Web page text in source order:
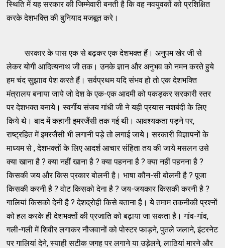
स्थिति में यह सरकार की जिम्मेवारी बनती है कि वह नवयुवकों को प्रशिक्षित
करके देशभक्ति की बुनियाद मजबूत करे।
सरकार के पास एक से बढ़कर एक देशभक्त हैं। अनुपम खेर जी से
लेकर योगी आदित्यनाथ जी तक। उनके ज्ञान और अनुभव को नमन करते हुये
हम चंद सुझााव पेश करते हैं। सर्वप्रथम यदि संभव हो तो एक देशभक्ति
मंत्रालय बनाया जाये जो देश के एक-एक आदमी को पकड़कर सरकारी स्तर
पर देशभक्त बनाये। स्वर्गीय संजय गांधी जी ने यही प्रयास नशबंदी के लिए
किये थे। बाद में कहानी इमरजैंसी तक गई थी। आवश्यकता पड़ने पर,
राष्ट्रहित में इमरजैंसी भी लगानी पड़े तो लगाई जाये। सरकारी विज्ञापनों के
माध्यम से , देशभक्तों के लिए आदर्श आचार संहिता तय की जाये मसलन उसे
क्या खाना है ? क्या नहीं खाना है ? क्या पहनना है ? क्या नहीं पहनना है ?
किसकी जय और किस प्रकार बोलनी है। भाषा कौन-सी बोलनी है ? पूजा
किसकी करनी है ? वोट किसको देना है ? जय-जयकार किसकी करनी है ?
गालियां किसको देनी है ? देशद्रोही किसे बताना है। ये तमाम तकनीकी प्रश्नों
को हल करके ही देशभक्तों की प्रजाति को बढ़ाया जा सकता है। गांव-गांव,
गली-गली में शिवीर लगाकर नौजवानों को पोस्टर फाड़ने, पुतले जलाने, इंटरनेट
पर गालियां देने, स्याही सटीक जगह पर लगाने या उड़ेलने, लाठियां मारने और